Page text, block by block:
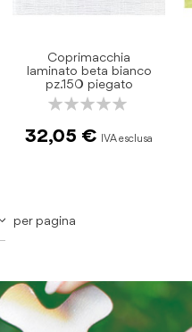
Coprimacchia
laminato beta bianco
pz.150 piegato
Rating:
32,05 €
per pagina